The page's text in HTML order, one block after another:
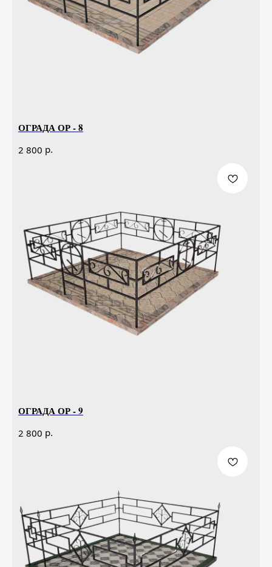
ОГРАДА ОР - 8
2 800 р.
ОГРАДА ОР - 9
2 800 р.